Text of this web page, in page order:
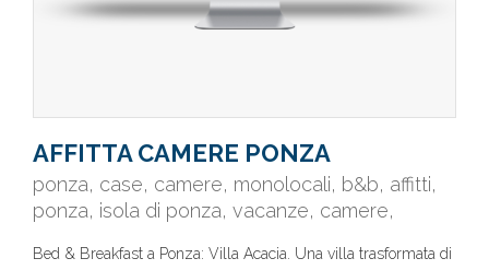
AFFITTA CAMERE PONZA
ponza, case, camere, monolocali, b&b, affitti,
ponza, isola di ponza, vacanze, camere,
Bed & Breakfast a Ponza: Villa Acacia. Una villa trasformata di